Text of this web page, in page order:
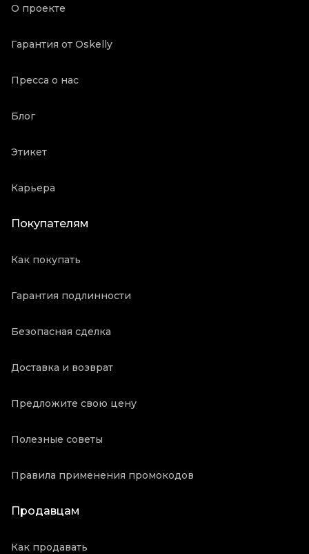
О проекте
Гарантия от Oskelly
Пресса о нас
Блог
Этикет
Карьера
Покупателям
Как покупать
Гарантия подлинности
Безопасная сделка
Доставка и возврат
Предложите свою цену
Полезные советы
Правила применения промокодов
Продавцам
Как продавать